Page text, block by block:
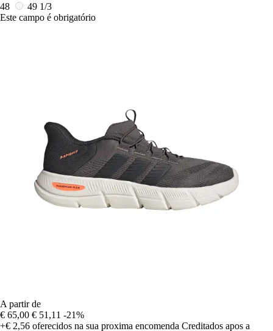
48
49 1/3
Este campo é obrigatório
A partir de
€ 65,00 € 51,11 -21%
+€ 2,56 oferecidos na sua proxima encomenda Creditados apos a